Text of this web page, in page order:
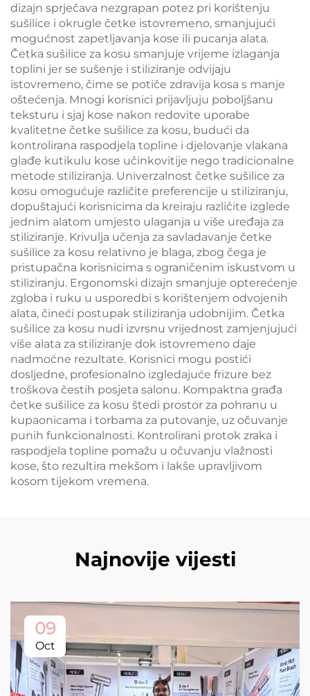
dizajn sprječava nezgrapan potez pri korištenju
sušilice i okrugle četke istovremeno, smanjujući
mogućnost zapetljavanja kose ili pucanja alata.
Četka sušilice za kosu smanjuje vrijeme izlaganja
toplini jer se sušenje i stiliziranje odvijaju
istovremeno, čime se potiče zdravija kosa s manje
oštećenja. Mnogi korisnici prijavljuju poboljšanu
teksturu i sjaj kose nakon redovite uporabe
kvalitetne četke sušilice za kosu, budući da
kontrolirana raspodjela topline i djelovanje vlakana
glađe kutikulu kose učinkovitije nego tradicionalne
metode stiliziranja. Univerzalnost četke sušilice za
kosu omogućuje različite preferencije u stiliziranju,
dopuštajući korisnicima da kreiraju različite izglede
jednim alatom umjesto ulaganja u više uređaja za
stiliziranje. Krivulja učenja za savladavanje četke
sušilice za kosu relativno je blaga, zbog čega je
pristupačna korisnicima s ograničenim iskustvom u
stiliziranju. Ergonomski dizajn smanjuje opterećenje
zgloba i ruku u usporedbi s korištenjem odvojenih
alata, čineći postupak stiliziranja udobnijim. Četka
sušilice za kosu nudi izvrsnu vrijednost zamjenjujući
više alata za stiliziranje dok istovremeno daje
nadmoćne rezultate. Korisnici mogu postići
dosljedne, profesionalno izgledajuće frizure bez
troškova čestih posjeta salonu. Kompaktna građa
četke sušilice za kosu štedi prostor za pohranu u
kupaonicama i torbama za putovanje, uz očuvanje
punih funkcionalnosti. Kontrolirani protok zraka i
raspodjela topline pomažu u očuvanju vlažnosti
kose, što rezultira mekšom i lakše upravljivom
kosom tijekom vremena.
Najnovije vijesti
09
Oct